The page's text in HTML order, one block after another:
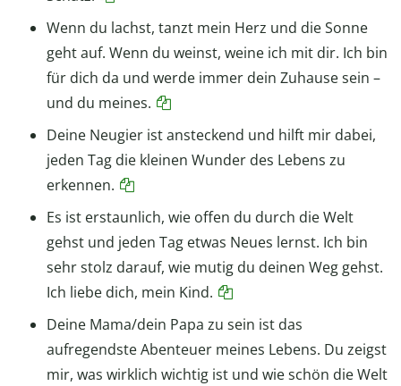
Wenn du lachst, tanzt mein Herz und die Sonne
geht auf. Wenn du weinst, weine ich mit dir. Ich bin
für dich da und werde immer dein Zuhause sein –
und du meines.
Deine Neugier ist ansteckend und hilft mir dabei,
jeden Tag die kleinen Wunder des Lebens zu
erkennen.
Es ist erstaunlich, wie offen du durch die Welt
gehst und jeden Tag etwas Neues lernst. Ich bin
sehr stolz darauf, wie mutig du deinen Weg gehst.
Ich liebe dich, mein Kind.
Deine Mama/dein Papa zu sein ist das
aufregendste Abenteuer meines Lebens. Du zeigst
mir, was wirklich wichtig ist und wie schön die Welt